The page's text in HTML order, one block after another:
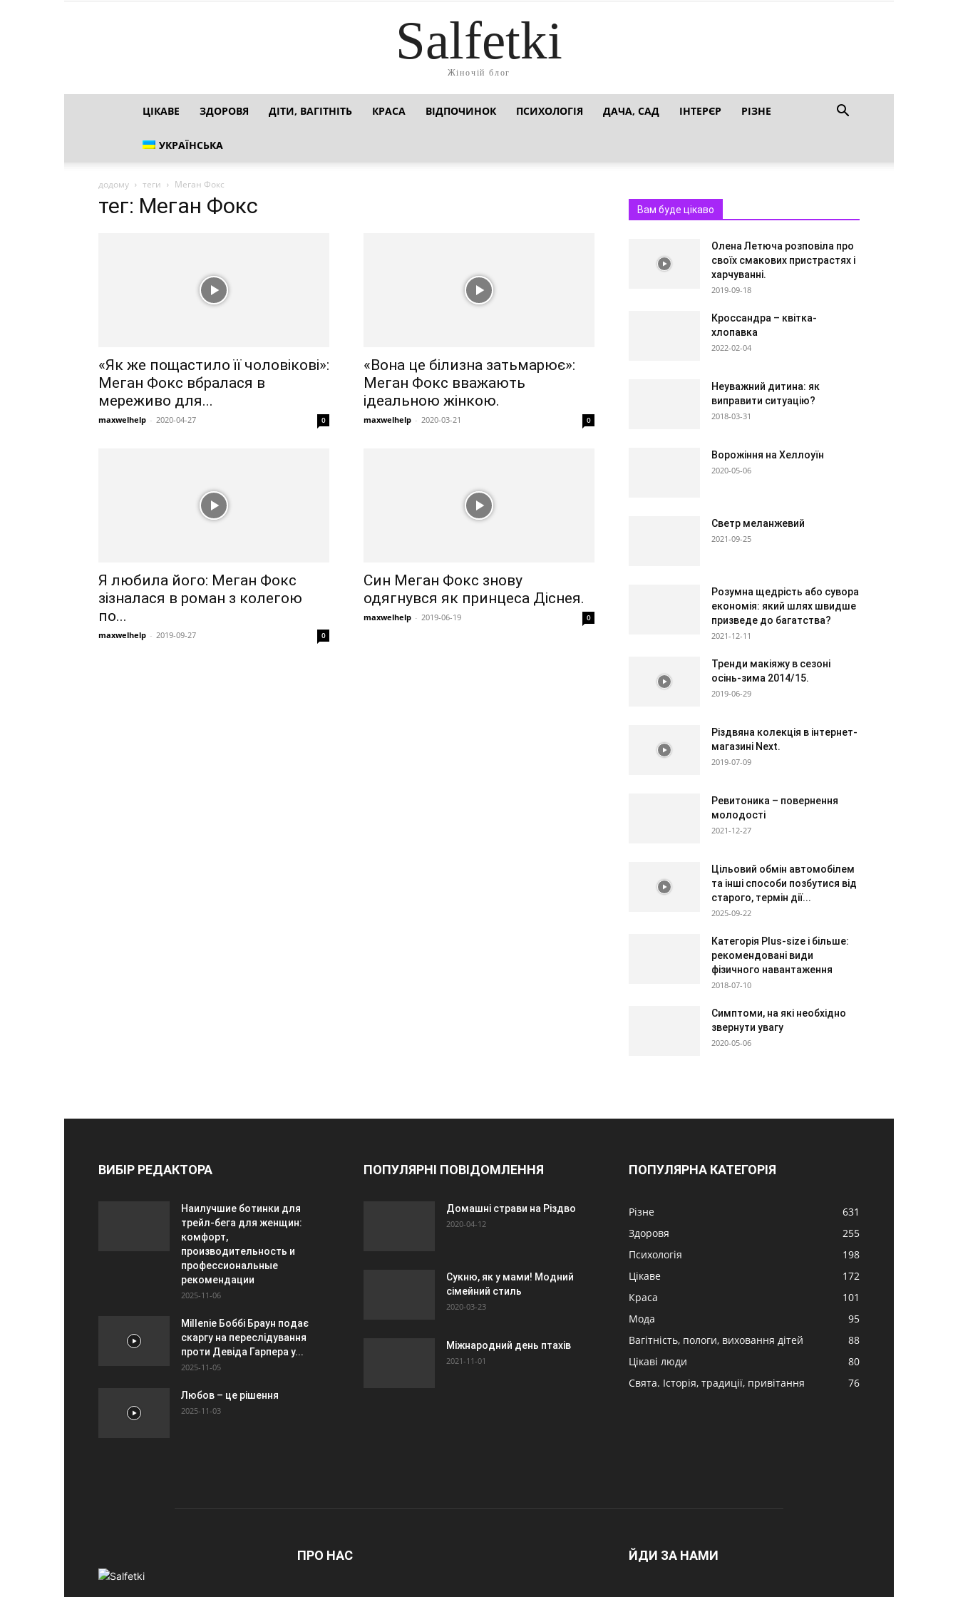
Salfetki
Жіночій блог
ЦІКАВЕ ЗДОРОВЯ ДІТИ, ВАГІТНІТЬ КРАСА ВІДПОЧИНОК ПСИХОЛОГІЯ ДАЧА, САД ІНТЕРЄР РІЗНЕ
УКРАЇНСЬКА
додому теги Меган Фокс
тег: Меган Фокс
«Як же пощастило її чоловікові»:
Меган Фокс вбралася в
мереживо для...
maxwelhelp - 2020-04-27 0
«Вона це білизна затьмарює»:
Меган Фокс вважають
ідеальною жінкою.
maxwelhelp - 2020-03-21 0
Я любила його: Меган Фокс
зізналася в роман з колегою
по...
maxwelhelp - 2019-09-27 0
Син Меган Фокс знову
одягнувся як принцеса Діснея.
maxwelhelp - 2019-06-19 0
Вам буде цікаво
Олена Летюча розповіла про
своїх смакових пристрастях і
харчуванні.
2019-09-18
Кроссандра – квітка-
хлопавка
2022-02-04
Неуважний дитина: як
виправити ситуацію?
2018-03-31
Ворожіння на Хеллоуїн
2020-05-06
Светр меланжевий
2021-09-25
Розумна щедрість або сувора
економія: який шлях швидше
призведе до багатства?
2021-12-11
Тренди макіяжу в сезоні
осінь-зима 2014/15.
2019-06-29
Різдвяна колекція в інтернет-
магазині Next.
2019-07-09
Ревитоника – повернення
молодості
2021-12-27
Цільовий обмін автомобілем
та інші способи позбутися від
старого, термін дії...
2025-09-22
Категорія Plus-size і більше:
рекомендовані види
фізичного навантаження
2018-07-10
Симптоми, на які необхідно
звернути увагу
2020-05-06
ВИБІР РЕДАКТОРА
Наилучшие ботинки для
трейл-бега для женщин:
комфорт,
производительность и
профессиональные
рекомендации
2025-11-06
Millenie Боббі Браун подає
скаргу на переслідування
проти Девіда Гарпера у...
2025-11-05
Любов – це рішення
2025-11-03
ПОПУЛЯРНІ ПОВІДОМЛЕННЯ
Домашні страви на Різдво
2020-04-12
Сукню, як у мами! Модний
сімейний стиль
2020-03-23
Міжнародний день птахів
2021-11-01
ПОПУЛЯРНА КАТЕГОРІЯ
Різне
631
Здоровя
255
Психологія
198
Цікаве
172
Краса
101
Мода
95
Вагітність, пологи, виховання дітей
88
Цікаві люди
80
Свята. Історія, традиції, привітання
76
ПРО НАС ЙДИ ЗА НАМИ